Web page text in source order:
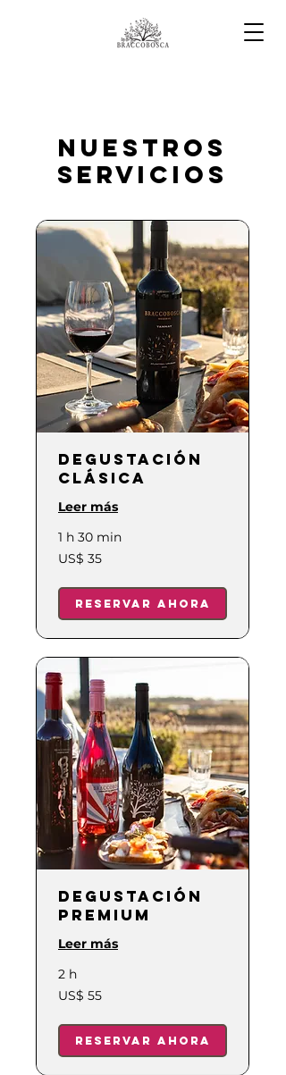
Nuestros
servicios
Degustación
Clásica
Leer más
1 h 30 min
35
dólares
US$ 35
Reservar ahora
Degustación
Premium
Leer más
2 h
55
dólares
US$ 55
Reservar ahora